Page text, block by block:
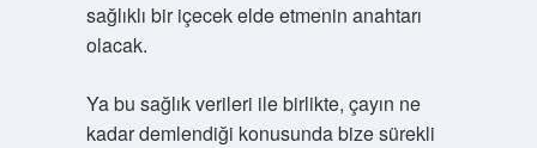
sağlıklı bir içecek elde etmenin anahtarı
olacak.
Ya bu sağlık verileri ile birlikte, çayın ne
kadar demlendiği konusunda bize sürekli